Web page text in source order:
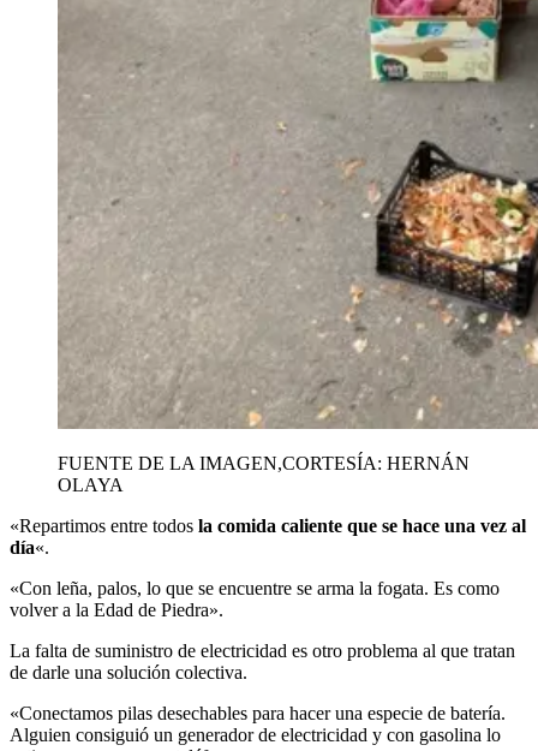
FUENTE DE LA IMAGEN,CORTESÍA: HERNÁN
OLAYA
«Repartimos entre todos la comida caliente que se hace una vez al
día«.
«Con leña, palos, lo que se encuentre se arma la fogata. Es como
volver a la Edad de Piedra».
La falta de suministro de electricidad es otro problema al que tratan
de darle una solución colectiva.
«Conectamos pilas desechables para hacer una especie de batería.
Alguien consiguió un generador de electricidad y con gasolina lo